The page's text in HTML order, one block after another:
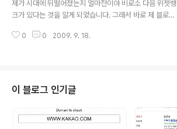
습니다. 하지만 나중에 끝내 해결했습니다.. 다름 아닌 티스
다. RSS부분에서 공개글을 5개로 설정하니 바로 아래처럼
제가 시대에 뒤떨어졌는지 얼마전이야 비로소 다음 위젯뱅
크가 있다는 것을 알게 되었습니다. 그래서 바로 제 블로그
위젯뱅크란? 달력, 날씨와 같은 간단한 정보위젯부터 동영
은 아주 간단한테, 다음 블로그,티스토리 지어 네이버 블로
그에까지 설치가 가능하며 html소스를 복사하면 기타 사
이트나 블로그에 모두 설치 가능합니다. 제 블로그에도 위
젯 몇개를 달아놓았습니다..
0 0 2009. 9. 18.
이 블로그 인기글